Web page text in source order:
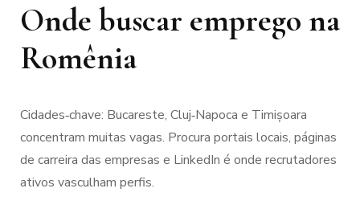
Onde buscar emprego na
Romênia
Cidades‑chave: Bucareste, Cluj‑Napoca e Timișoara
concentram muitas vagas. Procura portais locais, páginas
de carreira das empresas e LinkedIn é onde recrutadores
ativos vasculham perfis.